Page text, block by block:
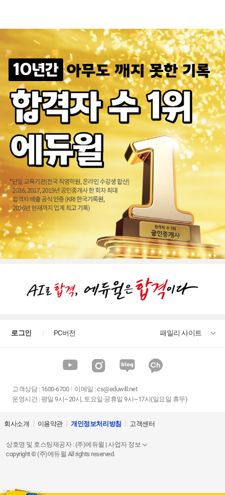
로그인 PC버전 패밀리 사이트
고객상담: 1600-6700 이메일 :cs@eduwill.net
운영시간 : 평일 9시~20시, 토요일·공휴일 9시~17시(일요일 휴무)
회사소개 이용약관 개인정보처리방침 고객센터
상호명 및 호스팅제공자 : (주)에듀윌 | 사업자 정보
copyright © (주)에듀윌 All rights reserved.